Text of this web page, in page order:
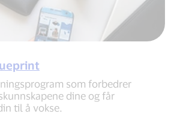
som forbedrer
dine og får
til å vokse.